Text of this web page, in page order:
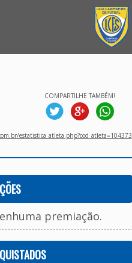
COMPARTILHE TAMBÉM!
estatistica_atleta.php?cod_atleta=104373
premiação.